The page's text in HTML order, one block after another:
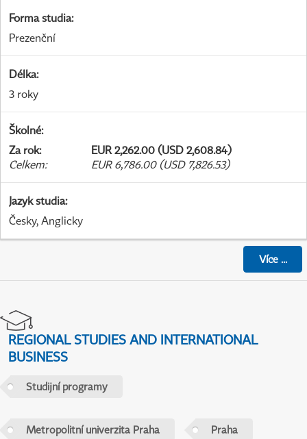
Forma studia:
Prezenční
Délka:
3 roky
Školné:
Za rok:
EUR 2,262.00 (USD 2,608.84)
Celkem: EUR 6,786.00 (USD 7,826.53)
Jazyk studia:
Česky, Anglicky
Více...
REGIONAL STUDIES AND INTERNATIONAL
BUSINESS
Studijní programy
Metropolitní univerzita Praha Praha